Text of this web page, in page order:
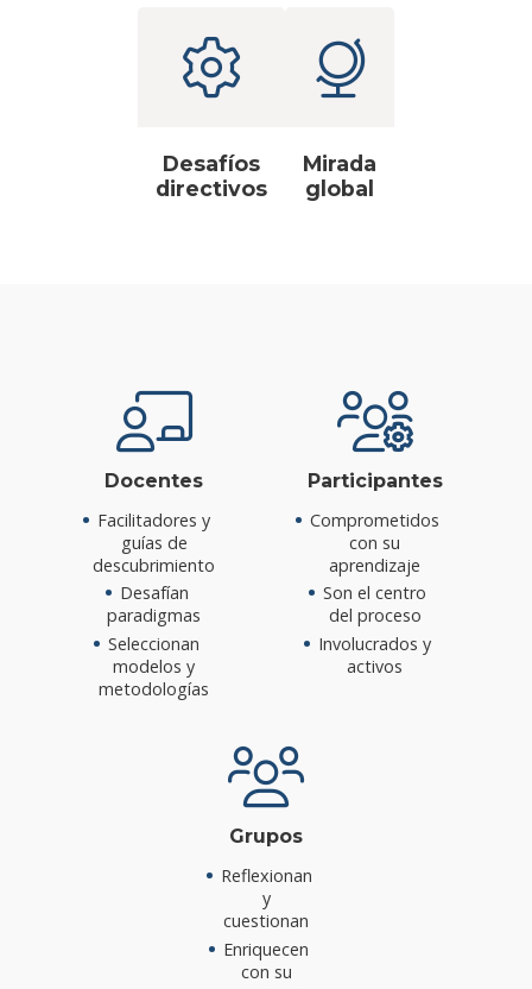
Desafíos
directivos
Mirada
global
Docentes
Facilitadores y
guías de
descubrimiento
Desafían
paradigmas
Seleccionan
modelos y
metodologías
Participantes
Comprometidos
con su
aprendizaje
Son el centro
del proceso
Involucrados y
activos
Grupos
Reflexionan
y
cuestionan
Enriquecen
con su